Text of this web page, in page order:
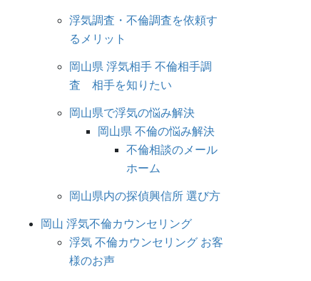
浮気調査・不倫調査を依頼す
るメリット
岡山県 浮気相手 不倫相手調
査 相手を知りたい
岡山県で浮気の悩み解決
岡山県 不倫の悩み解決
不倫相談のメール
ホーム
岡山県内の探偵興信所 選び方
岡山 浮気不倫カウンセリング
浮気 不倫カウンセリング お客
様のお声